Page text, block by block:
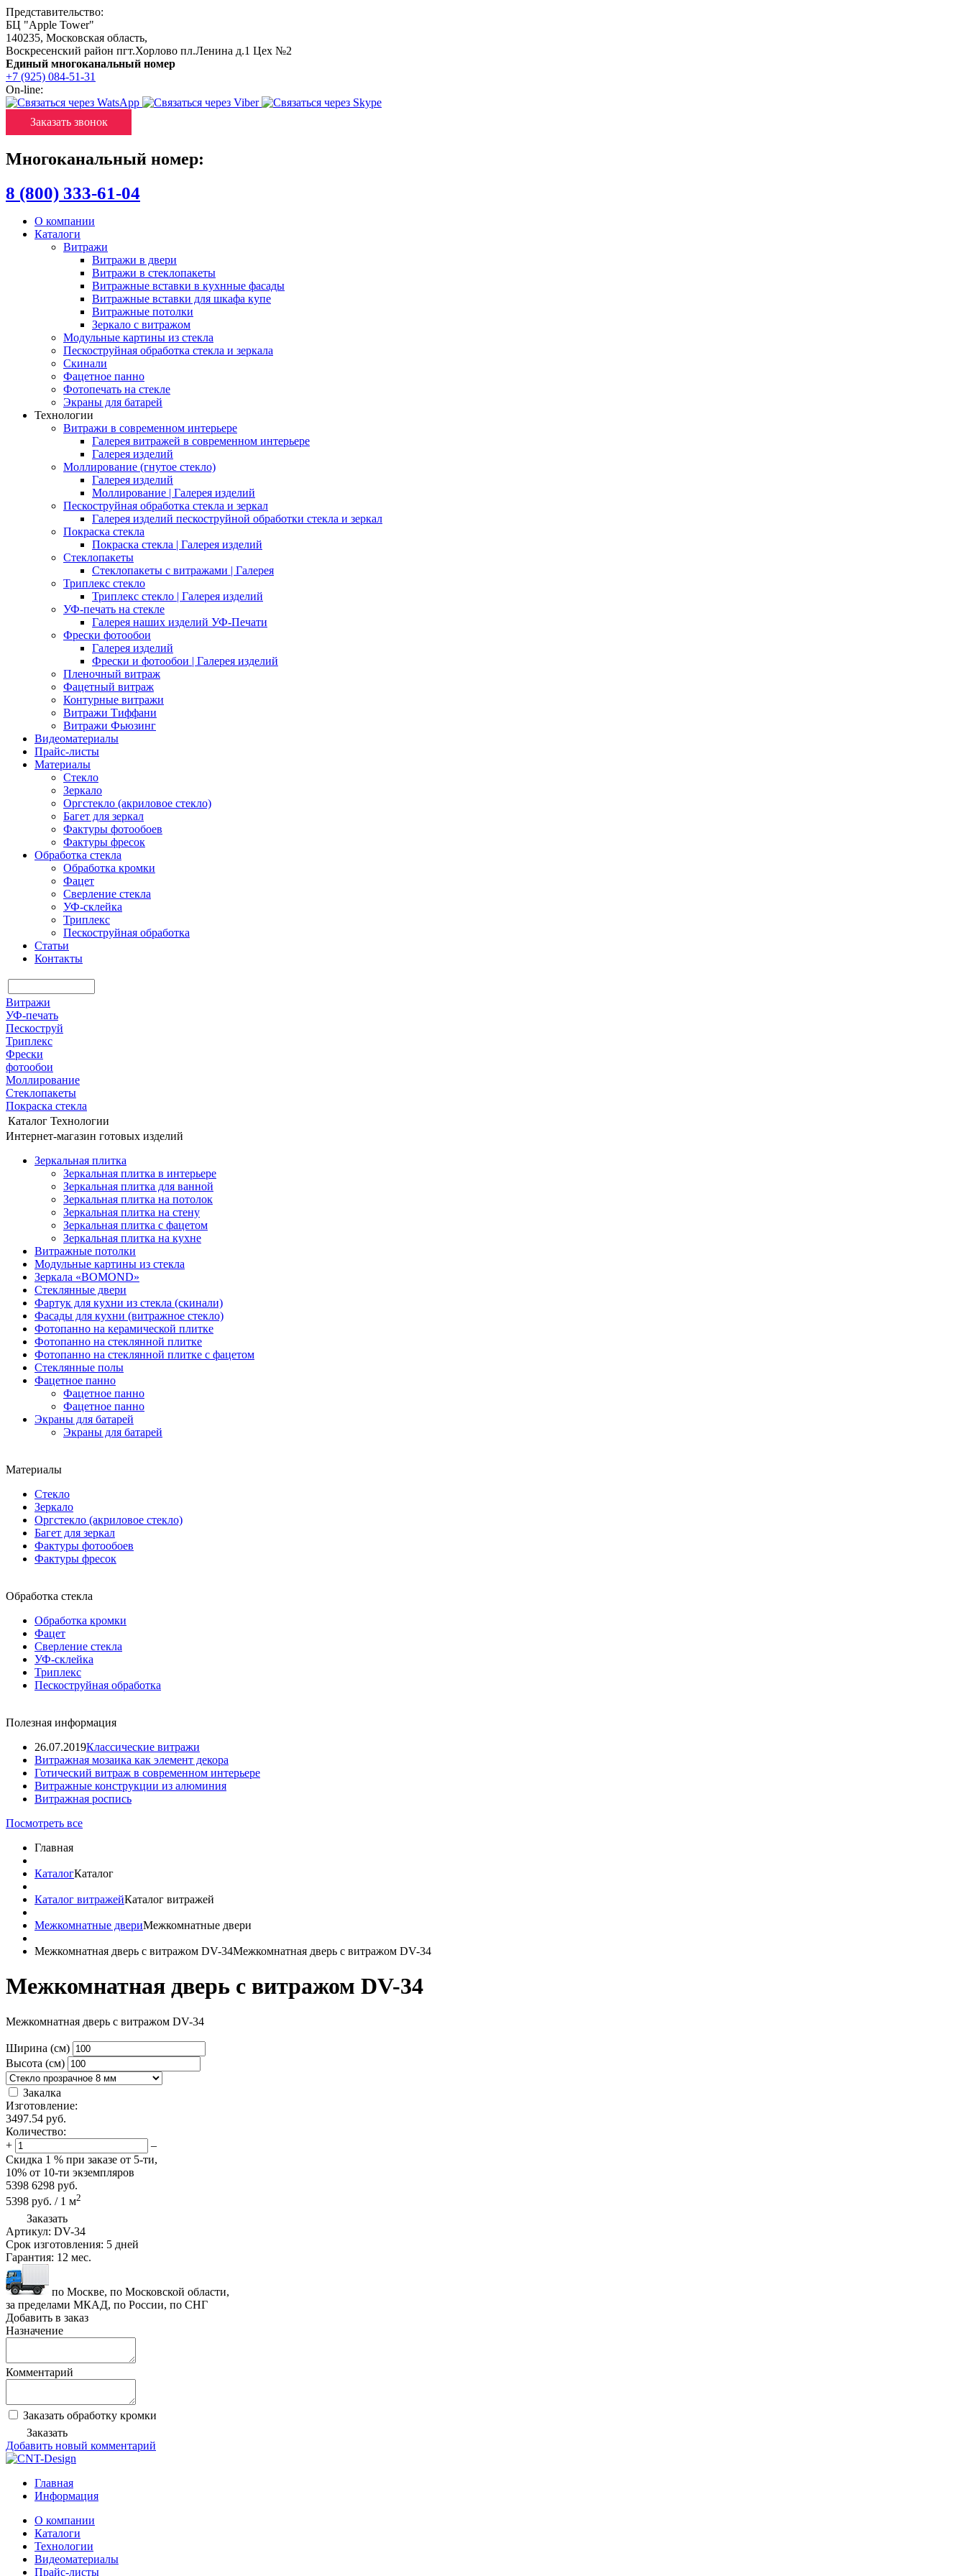
Представительство:
БЦ "Apple Tower"
140235, Московская область,
Воскресенский район пгт.Хорлово пл.Ленина д.1 Цех №2
Единый многоканальный номер
+7 (925) 084-51-31
On-line:
Заказать звонок
Многоканальный номер:
8 (800) 333-61-04
О компании
Каталоги
Витражи
Витражи в двери
Витражи в стеклопакеты
Витражные вставки в кухнные фасады
Витражные вставки для шкафа купе
Витражные потолки
Зеркало с витражом
Модульные картины из стекла
Пескоструйная обработка стекла и зеркала
Скинали
Фацетное панно
Фотопечать на стекле
Экраны для батарей
Технологии
Витражи в современном интерьере
Галерея витражей в современном интерьере
Галерея изделий
Моллирование (гнутое стекло)
Галерея изделий
Моллирование | Галерея изделий
Пескоструйная обработка стекла и зеркал
Галерея изделий пескоструйной обработки стекла и зеркал
Покраска стекла
Покраска стекла | Галерея изделий
Стеклопакеты
Стеклопакеты с витражами | Галерея
Триплекс стекло
Триплекс стекло | Галерея изделий
УФ-печать на стекле
Галерея наших изделий УФ-Печати
Фрески фотообои
Галерея изделий
Фрески и фотообои | Галерея изделий
Пленочный витраж
Фацетный витраж
Контурные витражи
Витражи Тиффани
Витражи Фьюзинг
Видеоматериалы
Прайс-листы
Материалы
Стекло
Зеркало
Оргстекло (акриловое стекло)
Багет для зеркал
Фактуры фотообоев
Фактуры фресок
Обработка стекла
Обработка кромки
Фацет
Сверление стекла
УФ-склейка
Триплекс
Пескоструйная обработка
Статьи
Контакты
Витражи
УФ-печать
Пескоструй
Триплекс
Фрески
фотообои
Моллирование
Стеклопакеты
Покраска стекла
Каталог Технологии
Интернет-магазин готовых изделий
Зеркальная плитка
Зеркальная плитка в интерьере
Зеркальная плитка для ванной
Зеркальная плитка на потолок
Зеркальная плитка на стену
Зеркальная плитка с фацетом
Зеркальная плитка на кухне
Витражные потолки
Модульные картины из стекла
Зеркала «BOMOND»
Стеклянные двери
Фартук для кухни из стекла (скинали)
Фасады для кухни (витражное стекло)
Фотопанно на керамической плитке
Фотопанно на стеклянной плитке
Фотопанно на стеклянной плитке с фацетом
Стеклянные полы
Фацетное панно
Фацетное панно
Фацетное панно
Экраны для батарей
Экраны для батарей
Материалы
Стекло
Зеркало
Оргстекло (акриловое стекло)
Багет для зеркал
Фактуры фотообоев
Фактуры фресок
Обработка стекла
Обработка кромки
Фацет
Сверление стекла
УФ-склейка
Триплекс
Пескоструйная обработка
Полезная информация
26.07.2019Классические витражи
Витражная мозаика как элемент декора
Готический витраж в современном интерьере
Витражные конструкции из алюминия
Витражная роспись
Посмотреть все
Главная
КаталогКаталог
Каталог витражейКаталог витражей
Межкомнатные двериМежкомнатные двери
Межкомнатная дверь с витражом DV-34Межкомнатная дверь с витражом DV-34
Межкомнатная дверь с витражом DV-34
Межкомнатная дверь с витражом DV-34
Ширина (см)
Высота (см)
Закалка
Изготовление:
3497.54 руб.
Количество:
+
–
Скидка 1 % при заказе от 5-ти,
10% от 10-ти экземпляров
5398 6298 руб.
5398 руб. / 1 м2
Заказать
Артикул: DV-34
Срок изготовления: 5 дней
Гарантия: 12 мес.
по Москве, по Московской области,
за пределами МКАД, по России, по СНГ
Добавить в заказ
Назначение
Комментарий
Заказать обработку кромки
Заказать
Добавить новый комментарий
Главная
Информация
О компании
Каталоги
Технологии
Видеоматериалы
Прайс-листы